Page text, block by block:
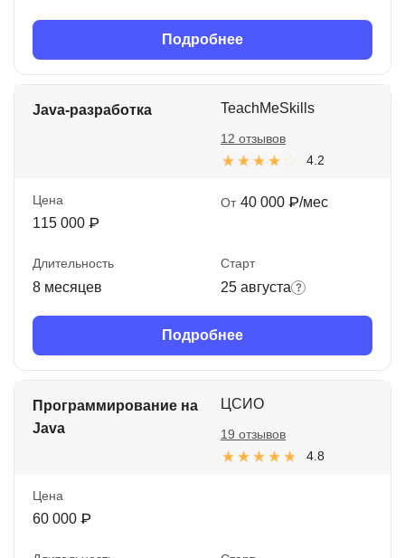
Подробнее
Java-разработка TeachMeSkills
4.2
12 отзывов
Цена
115 000 ₽
От 40 000 ₽/мес
Длительность
8 месяцев
Старт
25 августа
Подробнее
Программирование на
Java
ЦСИО
4.8
19 отзывов
Цена
60 000 ₽